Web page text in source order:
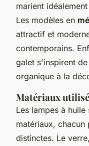
marient
Les modèles en
attractif et
contemporains.
galet s'inspirent
organique à la
Matériaux
Les lampes à
matériaux, chacun
distinctes. Le